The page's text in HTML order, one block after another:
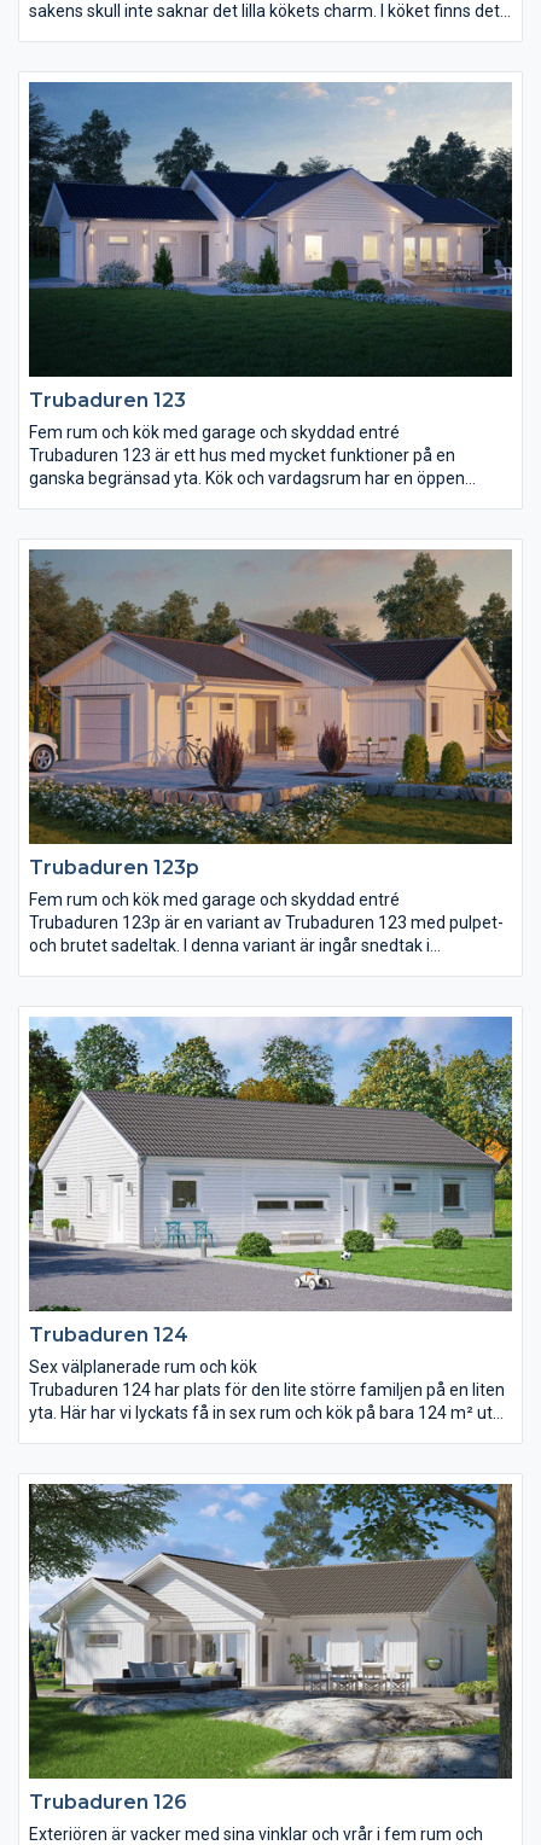
sakens skull inte saknar det lilla kökets charm. I köket finns det
finns även en väl tilltagen klädvårdsavdelning samt en
groventré. Både kök och vardagsrum ligger åt trädgårdssidan
och över vardagsrummet reser sig ett ryggåstak. I huset finns
också ett stort sovrum med klädkammare, terrassdörr och
badrum nära tillhands samt två mindre sovrum och ett wc i
närheten av entrén.
Trubaduren 123
Fem rum och kök med garage och skyddad entré
Trubaduren 123 är ett hus med mycket funktioner på en
ganska begränsad yta. Kök och vardagsrum har en öppen
hela garaget och från garaget går det också att ta sig direkt in i
huset, via rummet för klädvård. I den här delen av huset finns
två sovrum, wc och ett allrum. Det större sovrummet ligger i
anslutning till vardagsrummet och här finns även ett rymligt
badrum och en stor klädkammare.
Trubaduren 123p
Fem rum och kök med garage och skyddad entré
Trubaduren 123p är en variant av Trubaduren 123 med pulpet-
och brutet sadeltak. I denna variant är ingår snedtak i
har en öppen planlösning med en gemensam matplats för alla
tillfällen. Entrén ligger ordentligt skyddad under ett tak som
löper längs hela garaget och från garaget går det också att ta
sig direkt in i huset, via rummet för klädvård. I den här delen av
huset finns två sovrum, WC och ett allrum.
Trubaduren 124
Sex välplanerade rum och kök
Trubaduren 124 har plats för den lite större familjen på en liten
yta. Här har vi lyckats få in sex rum och kök på bara 124 m² utan
tillsammans rummet mycket ljus och rymd. I Trubaduren 124
har barnen en helt egen avdelning att rå om med eget allrum,
badrum och klädkammare. I andra änden av huset har
föräldrarna sitt stora sovrum med bra förvaringsmöjligheter
och tillhörande wc.
Trubaduren 126
Exteriören är vacker med sina vinklar och vrår i fem rum och